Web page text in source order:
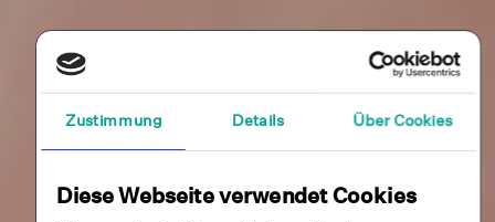
Zustimmung Details Über Cookies
Diese Webseite verwendet Cookies